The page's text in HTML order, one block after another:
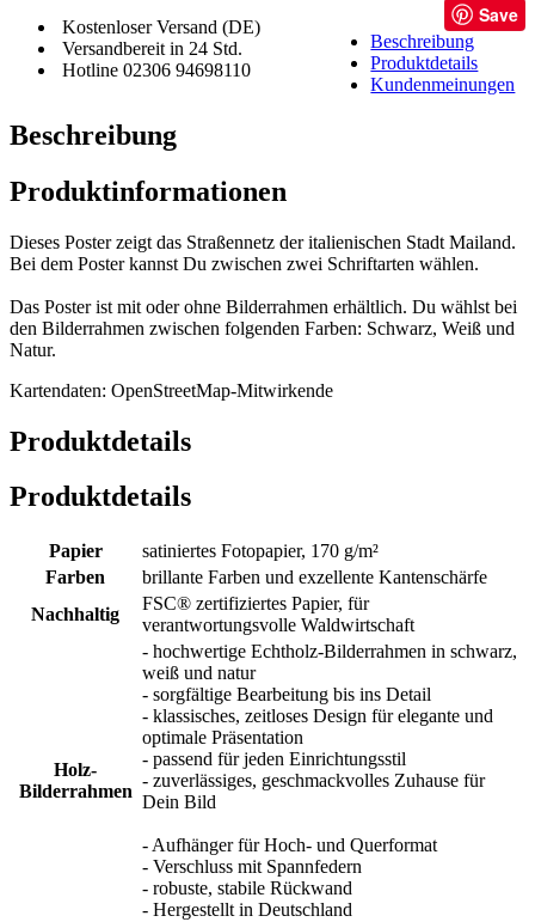
Kostenloser Versand (DE)
Versandbereit in 24 Std.
Hotline 02306 94698110
Save
Beschreibung
Produktdetails
Kundenmeinungen
Beschreibung
Produktinformationen
Dieses Poster zeigt das Straßennetz der italienischen Stadt Mailand.
Bei dem Poster kannst Du zwischen zwei Schriftarten wählen.
Das Poster ist mit oder ohne Bilderrahmen erhältlich. Du wählst bei
den Bilderrahmen zwischen folgenden Farben: Schwarz, Weiß und
Natur.
Kartendaten: OpenStreetMap-Mitwirkende
Produktdetails
Produktdetails
Papier
satiniertes Fotopapier, 170 g/m²
Farben
brillante Farben und exzellente Kantenschärfe
Nachhaltig
FSC® zertifiziertes Papier, für
verantwortungsvolle Waldwirtschaft
Holz-
Bilderrahmen
- hochwertige Echtholz-Bilderrahmen in schwarz,
weiß und natur
- sorgfältige Bearbeitung bis ins Detail
- klassisches, zeitloses Design für elegante und
optimale Präsentation
- passend für jeden Einrichtungsstil
- zuverlässiges, geschmackvolles Zuhause für
Dein Bild
- Aufhänger für Hoch- und Querformat
- Verschluss mit Spannfedern
- robuste, stabile Rückwand
- Hergestellt in Deutschland